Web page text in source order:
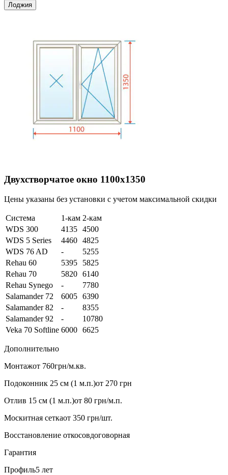
Лоджия
Двухстворчатое окно 1100х1350
Цены указаны без установки с учетом максимальной скидки
Система 1-кам 2-кам
WDS 300
4135 4500
WDS 5 Series
4460 4825
WDS 76 AD
-
5255
Rehau 60
5395
5825
Rehau 70
5820 6140
Rehau Synego
-
7780
Salamander 72
6005 6390
Salamander 82
-
8355
Salamander 92
-
10780
Veka 70 Softline 6000 6625
Дополнительно
Монтажот 760грн/м.кв.
Подоконник 25 см (1 м.п.)от 270 грн
Отлив 15 см (1 м.п.)от 80 грн/м.п.
Москитная сеткаот 350 грн/шт.
Восстановление откосовдоговорная
Гарантия
Профиль5 лет